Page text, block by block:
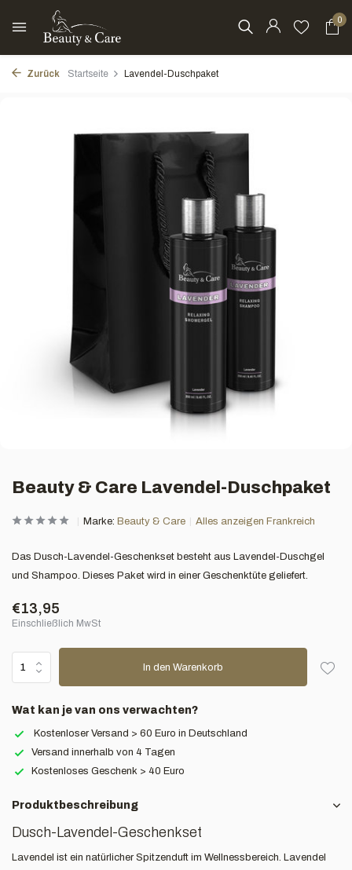
0
Zurück Startseite Lavendel-Duschpaket
Beauty & Care Lavendel-Duschpaket
Marke: Beauty & Care Alles anzeigen Frankreich
Das Dusch-Lavendel-Geschenkset besteht aus Lavendel-Duschgel
und Shampoo. Dieses Paket wird in einer Geschenktüte geliefert.
€13,95
Einschließlich MwSt
In den Warenkorb
Wat kan je van ons verwachten?
Kostenloser Versand > 60 Euro in Deutschland
Versand innerhalb von 4 Tagen
Kostenloses Geschenk > 40 Euro
Produktbeschreibung
Dusch-Lavendel-Geschenkset
Lavendel ist ein natürlicher Spitzenduft im Wellnessbereich. Lavendel